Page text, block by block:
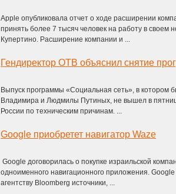
Apple опубликовала отчет о ходе расширении
принять более 7 тысяч человек на работу в своем
Купертино. Расширение компании и ...
Гендиректор ОТВ объяснил снятие
Выпуск программы «Социальная сеть», в котором
Владимира и Людмилы Путиных, не вышел в
России по техническим причинам. ...
Google приобретет навигатор Waze
Google договорилась о покупке израильской
одноименного навигационного приложения.
агентству Bloomberg источники, ...